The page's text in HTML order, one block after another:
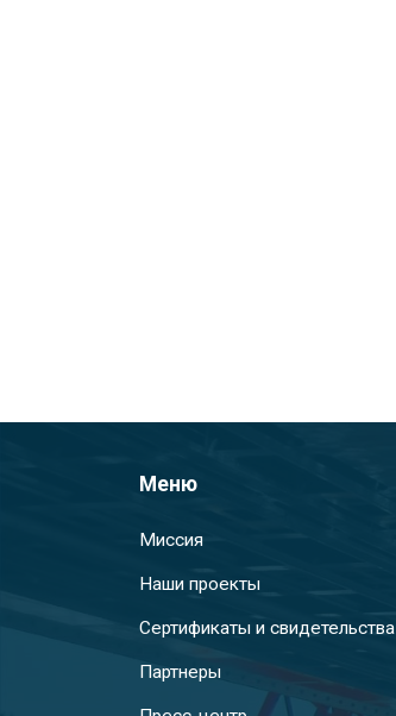
Меню
Миссия
Наши проекты
Сертификаты и свидетельства
Партнеры